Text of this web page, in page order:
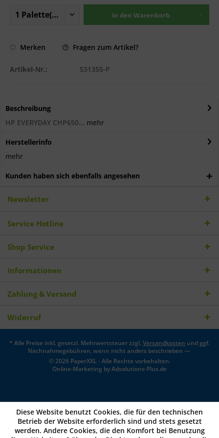
In den Warenkorb
Merken Fragen zum Artikel?
Artikel-Nr.: 531355-P
Beschreibung
HP EVERYDAY CHP650... mehr
Herstellerinfo
mehr
Kunden haben sich ebenfalls angesehen
Newsletter
Service Hotline
Shop Service
Informationen
Zahlung & Versand
Widerruf
* Alle Preise inkl. gesetzl. Mehrwertsteuer zzgl.Versandkosten und ggf.
Nachnahmegebühren, wenn nicht anders beschrieben —
© 2026 PaperXXL - Alle Rechte vorbehalten.
Online-Marketing byAdsolutions-Plus.de
Diese Website benutzt Cookies, die für den technischen
Betrieb der Website erforderlich sind und stets gesetzt
werden. Andere Cookies, die den Komfort bei Benutzung